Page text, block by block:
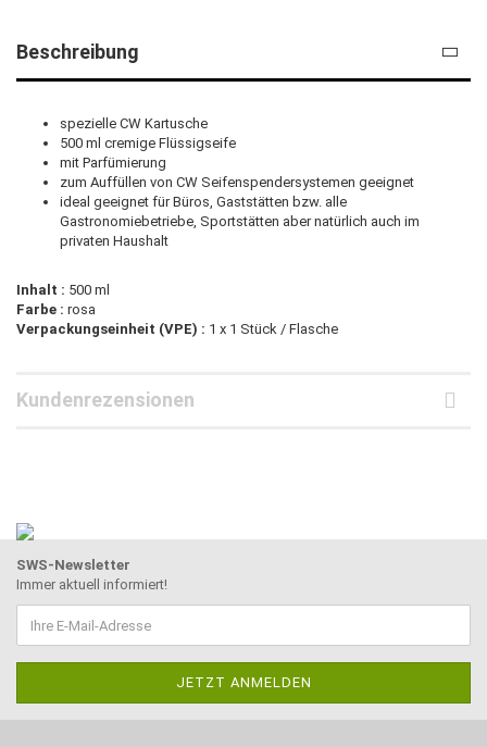
Beschreibung
spezielle CW Kartusche
500 ml cremige Flüssigseife
mit Parfümierung
zum Auffüllen von CW Seifenspendersystemen geeignet
ideal geeignet für Büros, Gaststätten bzw. alle
Gastronomiebetriebe, Sportstätten aber natürlich auch im
privaten Haushalt
Inhalt : 500 ml
Farbe : rosa
Verpackungseinheit (VPE) : 1 x 1 Stück / Flasche
Kundenrezensionen
SWS-Newsletter
Immer aktuell informiert!